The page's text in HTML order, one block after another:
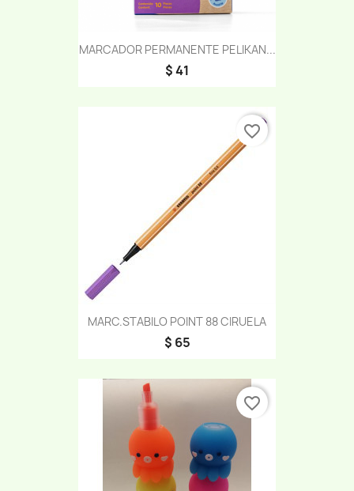
MARCADOR PERMANENTE PELIKAN...
$ 41
MARC.STABILO POINT 88 CIRUELA
$ 65
favorite_border
favorite_border